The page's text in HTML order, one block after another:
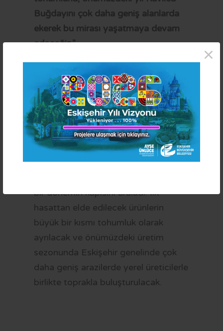
×
Buğdayını çok daha geniş alanlarda
ekerek bu mirası yaşatmaya devam
edeceğiz.”
KURAKLIĞA DAYANIKLI VE
GELECEĞE UMUT VEREN TARIM
İklim değişikliği ve kuraklıkla
mücadelede önemli bir yere sahip
olan, olumsuz iklim koşullarına
dayanıklı Kavılca Buğdayının
Eskişehir topraklarına uyum
bir dönemin kapısını araladı. İlk
hasattan elde edilecek ürünlerin
büyük bir kısmı tohumluk olarak
ayrılacak ve önümüzdeki üretim
sezonunda Eskişehir genelinde çok
daha geniş arazilerde yerel üreticilerle
birlikte toprakla buluşturulacak.